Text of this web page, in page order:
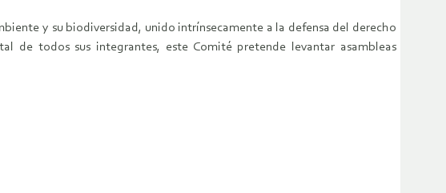
y su biodiversidad, unido intrínsecamente a la defensa del derecho
de todos sus integrantes, este Comité pretende levantar asambleas